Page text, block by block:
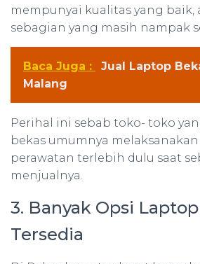
mempunyai kualitas yang
sebagian yang masih nampak
Baca Juga :
Jual Laptop
Malang
Perihal ini sebab toko- toko
bekas umumnya melaksanakan
perawatan terlebih dulu saat
menjualnya.
3. Banyak Opsi
Tersedia